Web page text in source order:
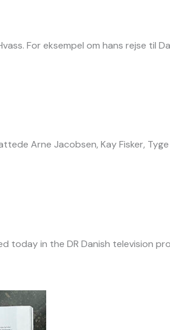
For eksempel om hans rejse til
Arne Jacobsen, Kay Fisker,
in the DR Danish television